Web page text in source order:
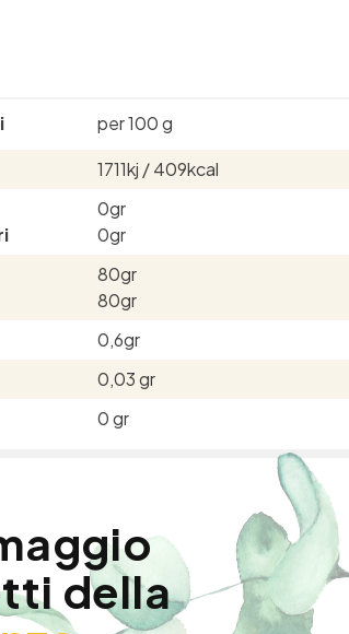
per 100 g
1711kj / 409kcal
0gr
0gr
80gr
80gr
0,6gr
0,03 gr
0 gr
della